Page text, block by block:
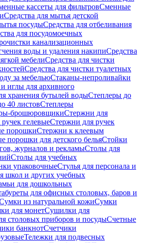
кассеты для фильтровСменные
Средства для мытья детской
посудыСредства для отбеливания
для посудомоечных
канализационных
воды и удаления накипиСредства
мебелиСредства для чистки
Средства для чистки туалетных
за мебельюСтаканы-непроливайки
иглы для архивного
хранения бутылей водыСтеплеры до
40 листовСтеплеры
брошюровщикиСтержни для
гелевыеСтержни для ручек
порошкиСтержни к клеевым
порошки для детского бельяСтойки
журналов и рекламыСтолы для
Столы для учебных
упаковочныеСтулья для персонала и
школ и других учебных
для дошкольных
для офисных столовых, баров и
из натуральной кожиСумки
для монетСушилки для
столовых приборов и посудыСчетные
банкнотСчетчики
Тележки для подвесных